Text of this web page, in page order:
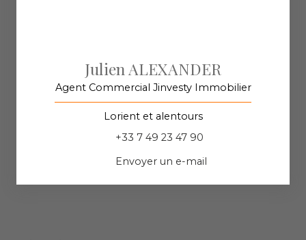
Julien ALEXANDER
Agent Commercial Jinvesty Immobilier
Lorient et alentours
+33 7 49 23 47 90
Envoyer un e-mail